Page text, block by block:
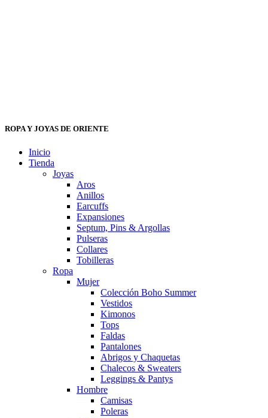
ROPA Y JOYAS DE ORIENTE
Inicio
Tienda
Joyas
Aros
Anillos
Earcuffs
Expansiones
Septum, Pins & Argollas
Pulseras
Collares
Tobilleras
Ropa
Mujer
Colección Boho Summer
Vestidos
Kimonos
Tops
Faldas
Pantalones
Abrigos y Chaquetas
Chalecos & Sweaters
Leggings & Pantys
Hombre
Camisas
Poleras